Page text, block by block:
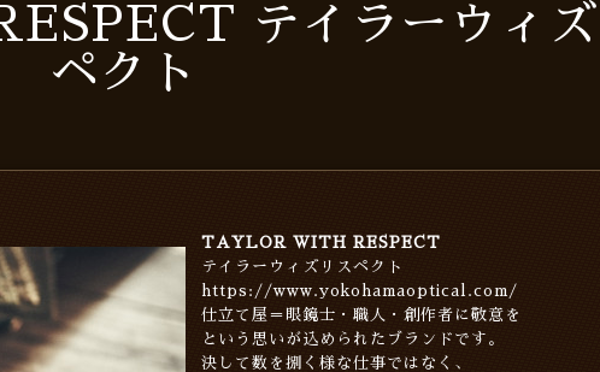
テイラーウィズ
ペクト
TAYLOR WITH RESPECT
テイラーウィズリスペクト
https://www.yokohamaoptical.com/
仕立て屋＝眼鏡士・職人・創作者に敬意を
という思いが込められたブランドです。
決して数を捌く様な仕事ではなく、